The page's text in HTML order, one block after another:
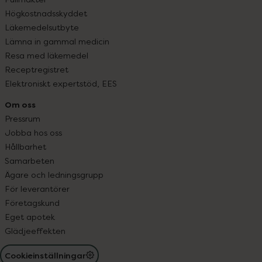
Högkostnadsskyddet
Läkemedelsutbyte
Lämna in gammal medicin
Resa med läkemedel
Receptregistret
Elektroniskt expertstöd, EES
Om oss
Pressrum
Jobba hos oss
Hållbarhet
Samarbeten
Ägare och ledningsgrupp
För leverantörer
Företagskund
Eget apotek
Glädjeeffekten
Cookieinställningar